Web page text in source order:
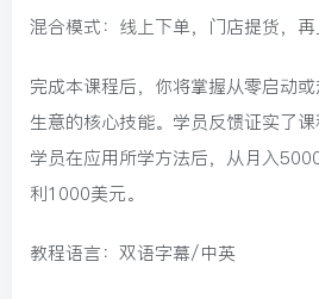
混合模式：线上下单，门店提货，
完成本课程后，你将掌握从零启动
生意的核心技能。学员反馈证实了
学员在应用所学方法后，从月入
利1000美元。
教程语言：双语字幕/中英